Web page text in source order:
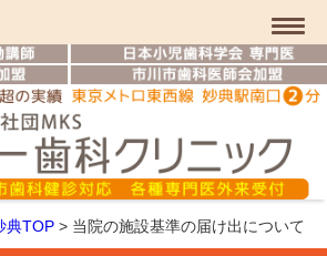
典TOP > 当院の施設基準の届け出について